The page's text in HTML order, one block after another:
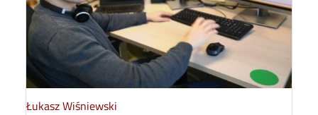
Łukasz Wiśniewski